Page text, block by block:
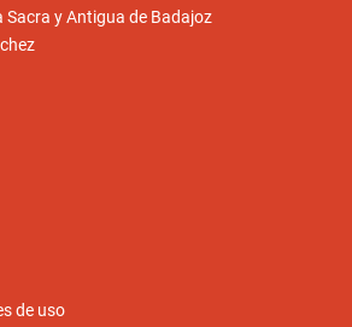
Sacra y Antigua de Badajoz
de uso